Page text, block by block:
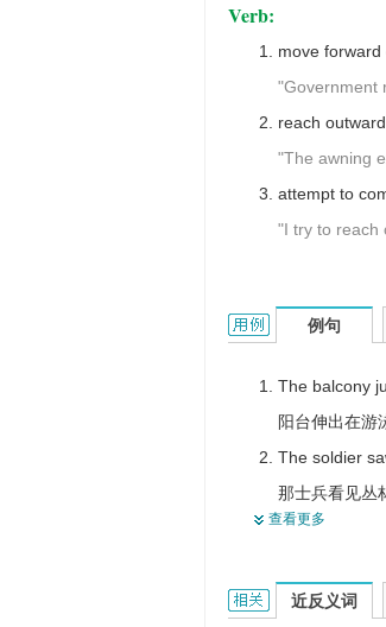
Verb:
move
"Government
reach
"The awning
attempt to
"I try to reach
reach out的用法和
例句
The balcony
阳台伸出在游
The soldier
那士兵看见丛
A tree
To enjoy the
查看更多
reach out的相关资
近反义词